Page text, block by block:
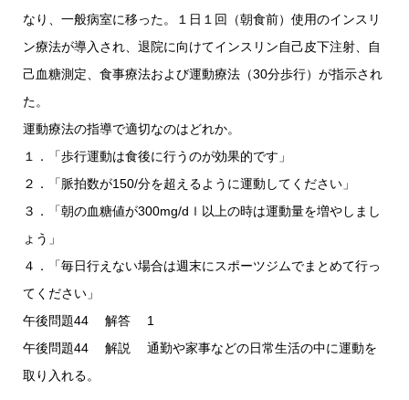
なり、一般病室に移った。１日１回（朝食前）使用のインスリ
ン療法が導入され、退院に向けてインスリン自己皮下注射、自
己血糖測定、食事療法および運動療法（30分歩行）が指示され
た。
運動療法の指導で適切なのはどれか。
１．「歩行運動は食後に行うのが効果的です」
２．「脈拍数が150/分を超えるように運動してください」
３．「朝の血糖値が300mg/dｌ以上の時は運動量を増やしまし
ょう」
４．「毎日行えない場合は週末にスポーツジムでまとめて行っ
てください」
午後問題44 解答 1
午後問題44 解説 通勤や家事などの日常生活の中に運動を
取り入れる。